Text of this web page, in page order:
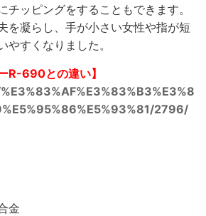
チッピングをすることもできます。
を凝らし、手が小さい女性や指が短
やすくなりました。
R-690との違い】
2796/
金